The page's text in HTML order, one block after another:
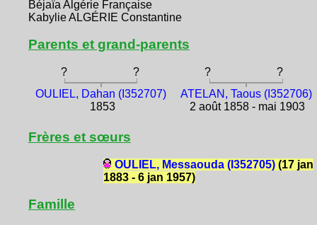
Béjaïa Algérie Française
Kabylie ALGÉRIE Constantine
Parents et grand-parents
? ? ?
?
OULIEL, Dahan (I352707)
1853
ATELAN, Taous (I352706)
2 août 1858 - mai 1903
Frères et sœurs
OULIEL, Messaouda (I352705)(17 jan
1883 - 6 jan 1957)
Famille